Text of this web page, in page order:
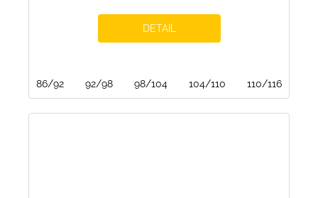
DETAIL
86/92 92/98 98/104 104/110 110/116